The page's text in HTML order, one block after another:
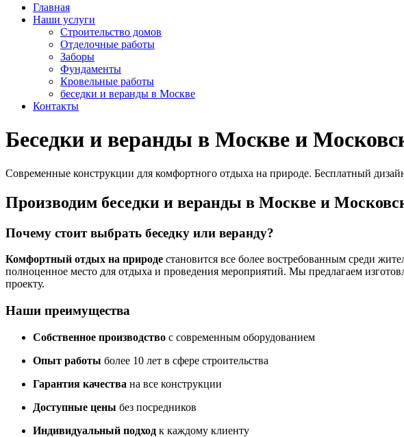
Главная
Наши услуги
Строительство домов
Отделочные работы
Заборы
Фундаменты
Кровельные работы
беседки и веранды в Москве
Контакты
Беседки и веранды в Москве и
Современные конструкции для комфортного отдыха на природе. Бесплатный
Производим беседки и веранды в Москве и
Почему стоит выбрать беседку или веранду?
Комфортный отдых на природе становится все более востребованным среди
полноценное место для отдыха и проведения мероприятий. Мы предлагаем
проекту.
Наши преимущества
Собственное производство с современным оборудованием
Опыт работы более 10 лет в сфере строительства
Гарантия качества на все конструкции
Доступные цены без посредников
Индивидуальный подход к каждому клиенту